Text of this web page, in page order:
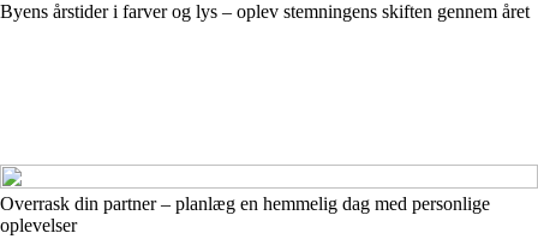
Byens årstider i farver og lys – oplev stemningens skiften gennem året
Overrask din partner – planlæg en hemmelig dag med personlige
oplevelser